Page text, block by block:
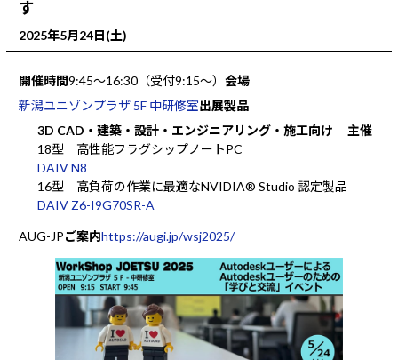
す
2025年5月24日(土)
開催時間9:45～16:30（受付9:15～） 会場
新潟ユニゾンプラザ 5F 中研修室出展製品
3D CAD・建築・設計・エンジニアリング・施工向け
18型 高性能フラグシップノートPC
DAIV N8
16型 高負荷の作業に最適なNVIDIA® Studio 認定製品
DAIV Z6-I9G70SR-A
主催
AUG-JPご案内https://augi.jp/wsj2025/